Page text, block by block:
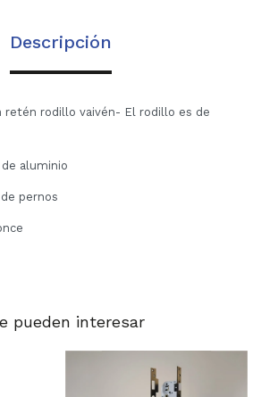
Descripción
retén rodillo vaivén- El rodillo es de
aluminio
pernos
pueden interesar